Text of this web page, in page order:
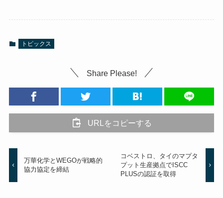
トピックス
Share Please!
URLをコピーする
万華化学とWEGOが戦略的
協力協定を締結
コベストロ、タイのマプタ
プット生産拠点でISCC
PLUSの認証を取得